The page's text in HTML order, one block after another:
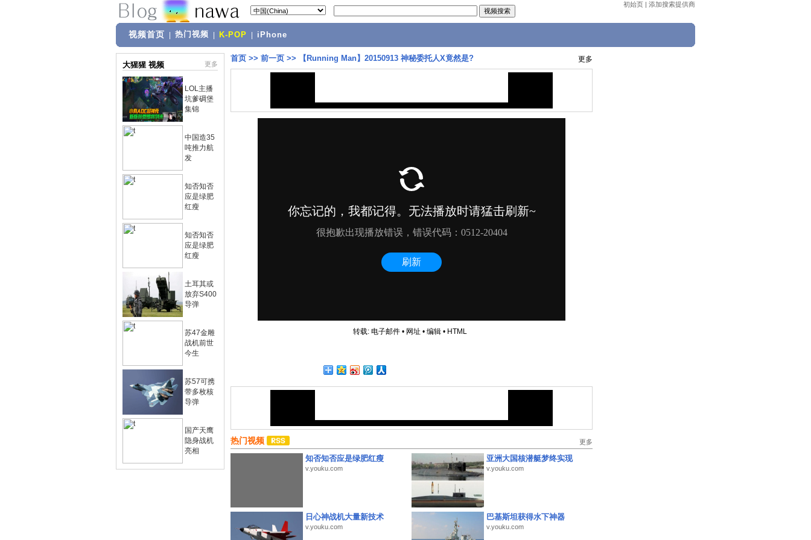
初始页 | 添加搜索提供商
视频首页 热门视频 K-POP iPhone
大猩猩 视频 更多
LOL主播
坑爹碉堡
集锦
中国造35
吨推力航
发
知否知否
应是绿肥
红瘦
知否知否
应是绿肥
红瘦
土耳其或
放弃S400
导弹
苏47金雕
战机前世
今生
苏57可携
带多枚核
导弹
国产天鹰
隐身战机
亮相
首页 >> 前一页 >> 【Running Man】20150913 神秘委托人X竟然是? 更多
转载: 电子邮件• 网址 • 编辑• HTML
热门视频 更多
知否知否应是绿肥红瘦
v.youku.com
亚洲大国核潜艇梦终实现
v.youku.com
日心神战机大量新技术
v.youku.com
巴基斯坦获得水下神器
v.youku.com